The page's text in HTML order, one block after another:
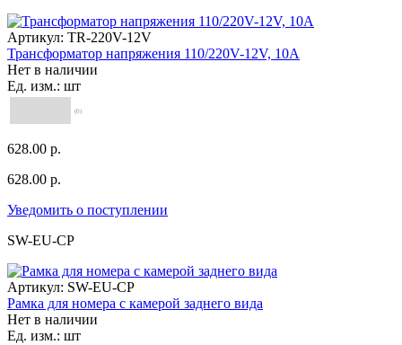
Артикул: TR-220V-12V
Трансформатор напряжения 110/220V-12V, 10A
Нет в наличии
Ед. изм.: шт
(0)
628.00 р.
628.00 р.
Уведомить о поступлении
SW-EU-CP
Артикул: SW-EU-CP
Рамка для номера с камерой заднего вида
Нет в наличии
Ед. изм.: шт